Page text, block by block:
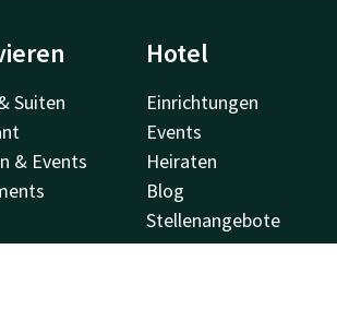
Suiten
& Events
Hotel
Einrichtungen
Events
Heiraten
Blog
Stellenangebote